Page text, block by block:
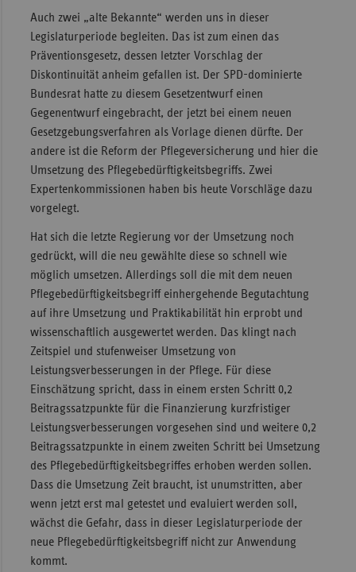
Auch zwei „alte Bekannte“ werden uns in dieser
Legislaturperiode begleiten. Das ist zum einen das
Präventionsgesetz, dessen letzter Vorschlag der
Diskontinuität anheim gefallen ist. Der SPD-dominierte
Bundesrat hatte zu diesem Gesetzentwurf einen
Gegenentwurf eingebracht, der jetzt bei einem neuen
Gesetzgebungsverfahren als Vorlage dienen dürfte. Der
andere ist die Reform der Pflegeversicherung und hier die
Umsetzung des Pflegebedürftigkeitsbegriffs. Zwei
Expertenkommissionen haben bis heute Vorschläge dazu
vorgelegt.
Hat sich die letzte Regierung vor der Umsetzung noch
gedrückt, will die neu gewählte diese so schnell wie
möglich umsetzen. Allerdings soll die mit dem neuen
Pflegebedürftigkeitsbegriff einhergehende Begutachtung
auf ihre Umsetzung und Praktikabilität hin erprobt und
wissenschaftlich ausgewertet werden. Das klingt nach
Zeitspiel und stufenweiser Umsetzung von
Leistungsverbesserungen in der Pflege. Für diese
Einschätzung spricht, dass in einem ersten Schritt 0,2
Beitragssatzpunkte für die Finanzierung kurzfristiger
Leistungsverbesserungen vorgesehen sind und weitere 0,2
Beitragssatzpunkte in einem zweiten Schritt bei Umsetzung
des Pflegebedürftigkeitsbegriffes erhoben werden sollen.
Dass die Umsetzung Zeit braucht, ist unumstritten, aber
wenn jetzt erst mal getestet und evaluiert werden soll,
wächst die Gefahr, dass in dieser Legislaturperiode der
neue Pflegebedürftigkeitsbegriff nicht zur Anwendung
kommt.